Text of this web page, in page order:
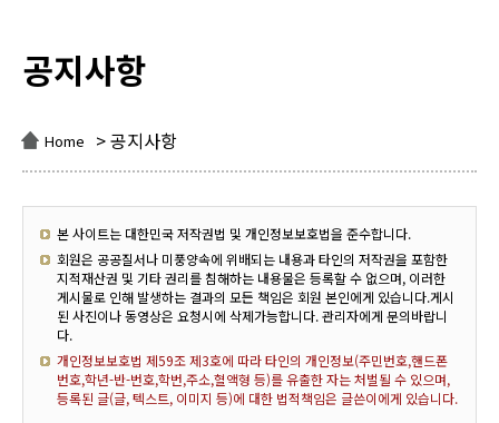
공지사항
Home > 공지사항
본 사이트는 대한민국 저작권법 및 개인정보보호법을 준수합니다.
회원은 공공질서나 미풍양속에 위배되는 내용과 타인의 저작권을 포함한
지적재산권 및 기타 권리를 침해하는 내용물은 등록할 수 없으며, 이러한
게시물로 인해 발생하는 결과의 모든 책임은 회원 본인에게 있습니다.게시
된 사진이나 동영상은 요청시에 삭제가능합니다. 관리자에게 문의바랍니
다.
개인정보보호법 제59조 제3호에 따라 타인의 개인정보(주민번호,핸드폰
번호,학년-반-번호,학번,주소,혈액형 등)를 유출한 자는 처벌될 수 있으며,
등록된 글(글, 텍스트, 이미지 등)에 대한 법적책임은 글쓴이에게 있습니다.